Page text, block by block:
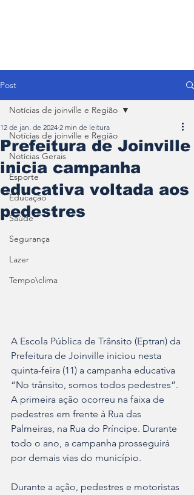
Post
Notícias de joinville e Região
Notícias Gerais
Esporte
Educação
Saúde
Segurança
Lazer
Tempo\clima
Notícias de joinville e Região
Prefeitura de Joinville
inicia campanha
educativa voltada aos
pedestres
12 de jan. de 2024 2 min de leitura
A Escola Pública de Trânsito (Eptran) da
Prefeitura de Joinville iniciou nesta
quinta-feira (11) a campanha educativa
“No trânsito, somos todos pedestres”.
A primeira ação ocorreu na faixa de
pedestres em frente à Rua das
Palmeiras, na Rua do Príncipe. Durante
todo o ano, a campanha prosseguirá
por demais vias do município.
Durante a ação, pedestres e motoristas